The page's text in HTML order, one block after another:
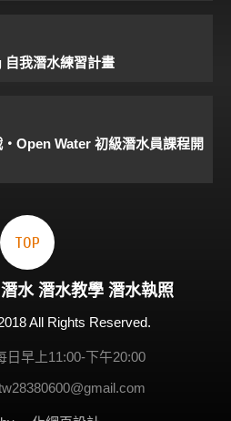
我潛水練習計畫
Open Water 初級潛水員課程開
潛水 潛水教學 潛水執照
All Rights Reserved.
日早上11:00-下午20:00
TOP